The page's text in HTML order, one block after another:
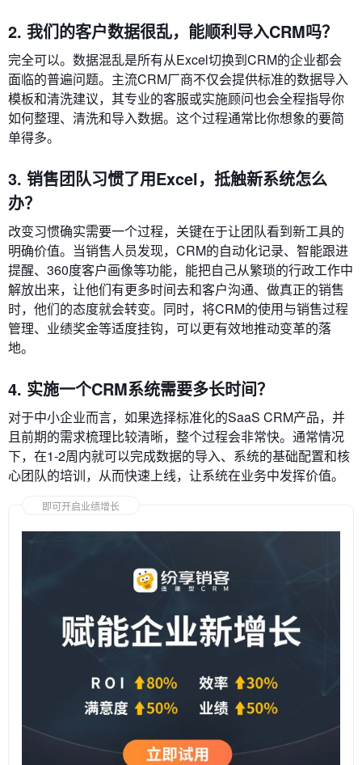
2. 我们的客户数据很乱，能顺利导入CRM吗？
完全可以。数据混乱是所有从Excel切换到CRM的企业都会
面临的普遍问题。主流CRM厂商不仅会提供标准的数据导入
模板和清洗建议，其专业的客服或实施顾问也会全程指导你
如何整理、清洗和导入数据。这个过程通常比你想象的要简
单得多。
3. 销售团队习惯了用Excel，抵触新系统怎么
办？
改变习惯确实需要一个过程，关键在于让团队看到新工具的
明确价值。当销售人员发现，CRM的自动化记录、智能跟进
提醒、360度客户画像等功能，能把自己从繁琐的行政工作中
解放出来，让他们有更多时间去和客户沟通、做真正的销售
时，他们的态度就会转变。同时，将CRM的使用与销售过程
管理、业绩奖金等适度挂钩，可以更有效地推动变革的落
地。
4. 实施一个CRM系统需要多长时间？
对于中小企业而言，如果选择标准化的SaaS CRM产品，并
且前期的需求梳理比较清晰，整个过程会非常快。通常情况
下，在1-2周内就可以完成数据的导入、系统的基础配置和核
心团队的培训，从而快速上线，让系统在业务中发挥价值。
即可开启业绩增长